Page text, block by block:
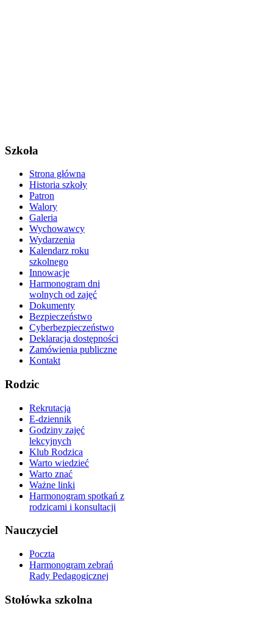
Szkoła
Strona główna
Historia szkoły
Patron
Walory
Galeria
Wychowawcy
Wydarzenia
Kalendarz roku
szkolnego
Innowacje
Harmonogram dni
wolnych od zajęć
Dokumenty
Bezpieczeństwo
Cyberbezpieczeństwo
Deklaracja dostępności
Zamówienia publiczne
Kontakt
Rodzic
Rekrutacja
E-dziennik
Godziny zajęć
lekcyjnych
Klub Rodzica
Warto wiedzieć
Warto znać
Ważne linki
Harmonogram spotkań z
rodzicami i konsultacji
Nauczyciel
Poczta
Harmonogram zebrań
Rady Pedagogicznej
Stołówka szkolna